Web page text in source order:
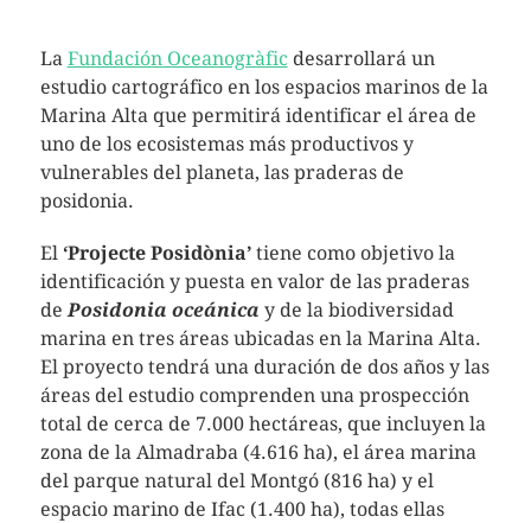
La Fundación Oceanogràficdesarrollará un
estudio cartográfico en los espacios marinos de la
Marina Alta que permitirá identificar el área de
uno de los ecosistemas más productivos y
vulnerables del planeta, las praderas de
posidonia.
El ‘Projecte Posidònia’tiene como objetivo la
identificación y puesta en valor de las praderas
dePosidonia oceánica y de la biodiversidad
marina en tres áreas ubicadas en la Marina Alta.
El proyecto tendrá una duración de dos años y las
áreas del estudio comprenden una prospección
total de cerca de 7.000 hectáreas, que incluyen la
zona de la Almadraba (4.616 ha), el área marina
del parque natural del Montgó (816 ha) y el
espacio marino de Ifac (1.400 ha), todas ellas